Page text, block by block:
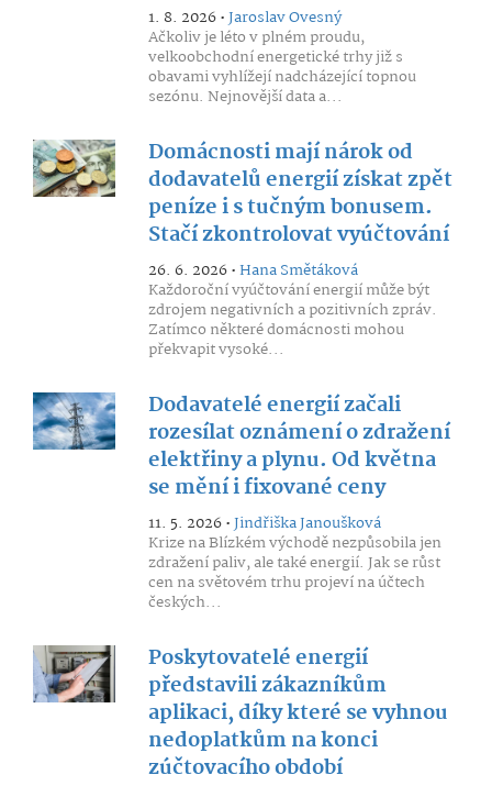
1. 8. 2026 •Jaroslav Ovesný
Ačkoliv je léto v plném proudu,
velkoobchodní energetické trhy již s
obavami vyhlížejí nadcházející topnou
sezónu. Nejnovější data a...
Domácnosti mají nárok od
dodavatelů energií získat zpět
peníze i s tučným bonusem.
Stačí zkontrolovat vyúčtování
26. 6. 2026 •Hana Smětáková
Každoroční vyúčtování energií může být
zdrojem negativních a pozitivních zpráv.
Zatímco některé domácnosti mohou
překvapit vysoké...
Dodavatelé energií začali
rozesílat oznámení o zdražení
elektřiny a plynu. Od května
se mění i fixované ceny
11. 5. 2026 •Jindřiška Janoušková
Krize na Blízkém východě nezpůsobila jen
zdražení paliv, ale také energií. Jak se růst
cen na světovém trhu projeví na účtech
českých...
Poskytovatelé energií
představili zákazníkům
aplikaci, díky které se vyhnou
nedoplatkům na konci
zúčtovacího období